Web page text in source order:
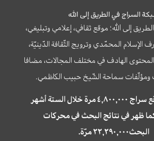
السراج في الطريق إلى الله
إلى الله؛ موقع ثقافي، إعلامي وتبليغي،
المحمّدي وترويج الثّقافة الدّينيّة،
الهادف في مختلف المجالات، مضافا
ومؤلّفات سماحة الشّيخ حبيب الكاظمي.
تمّت زيارة موقع سراج ٤,٨٠٠,٠٠٠ مرة خلال الستة أشهر
ظهر في نتائج البحث في محركات
البحث٢٢,٢٩٠,٠٠٠ مرّة.